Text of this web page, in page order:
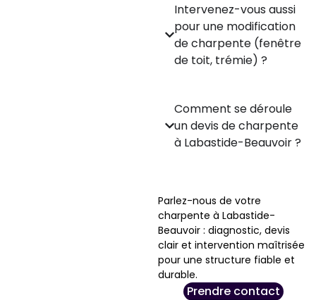
Intervenez-vous aussi
pour une modification
de charpente (fenêtre
de toit, trémie) ?
Comment se déroule
un devis de charpente
à Labastide-Beauvoir ?
Parlez-nous de votre
charpente à Labastide-
Beauvoir : diagnostic, devis
clair et intervention maîtrisée
pour une structure fiable et
durable.
Prendre contact